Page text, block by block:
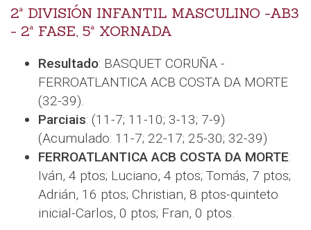
2ª DIVISIÓN INFANTIL MASCULINO -AB3
- 2ª FASE, 5ª XORNADA
Resultado: BASQUET CORUÑA -
FERROATLANTICA ACB COSTA DA MORTE
(32-39).
Parciais: (11-7; 11-10; 3-13; 7-9)
(Acumulado: 11-7; 22-17; 25-30; 32-39)
FERROATLANTICA ACB COSTA DA MORTE:
Iván, 4 ptos; Luciano, 4 ptos; Tomás, 7 ptos;
Adrián, 16 ptos; Christian, 8 ptos-quinteto
inicial-Carlos, 0 ptos; Fran, 0 ptos.